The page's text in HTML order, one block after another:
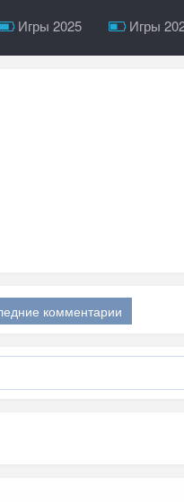
Игры 2025 Игры
комментарии